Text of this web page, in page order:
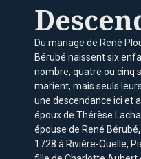
Du mariage de René
Bérubé naissent six
nombre, quatre ou cinq
marient, mais seuls
une descendance ici et
époux de Thérèse
épouse de René
1728 à Rivière-Ouelle,